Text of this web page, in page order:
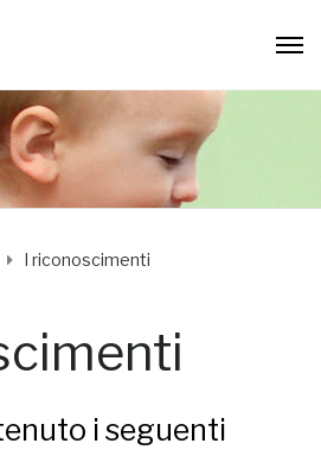
I riconoscimenti
i seguenti